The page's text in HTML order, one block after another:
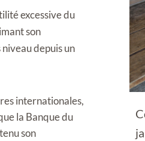
excessive du
son
depuis un
internationales,
la Banque du
son